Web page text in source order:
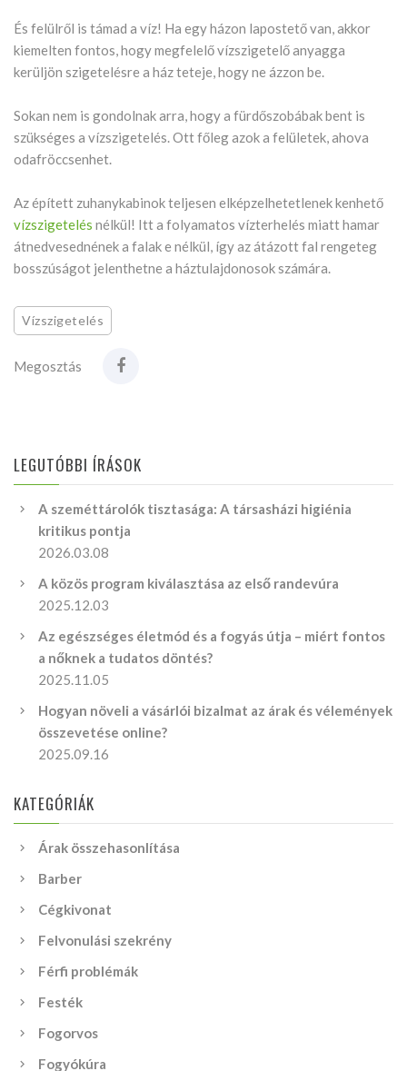
És felülről is támad a víz! Ha egy házon lapostető van, akkor
kiemelten fontos, hogy megfelelő vízszigetelő anyagga
kerüljön szigetelésre a ház teteje, hogy ne ázzon be.
Sokan nem is gondolnak arra, hogy a fürdőszobábak bent is
szükséges a vízszigetelés. Ott főleg azok a felületek, ahova
odafröccsenhet.
Az épített zuhanykabinok teljesen elképzelhetetlenek kenhető
vízszigetelés nélkül! Itt a folyamatos vízterhelés miatt hamar
átnedvesednének a falak e nélkül, így az átázott fal rengeteg
bosszúságot jelenthetne a háztulajdonosok számára.
Vízszigetelés
Megosztás
LEGUTÓBBI ÍRÁSOK
A szeméttárolók tisztasága: A társasházi higiénia
kritikus pontja
2026.03.08
A közös program kiválasztása az első randevúra
2025.12.03
Az egészséges életmód és a fogyás útja – miért fontos
a nőknek a tudatos döntés?
2025.11.05
Hogyan növeli a vásárlói bizalmat az árak és vélemények
összevetése online?
2025.09.16
KATEGÓRIÁK
Árak összehasonlítása
Barber
Cégkivonat
Felvonulási szekrény
Férfi problémák
Festék
Fogorvos
Fogyókúra